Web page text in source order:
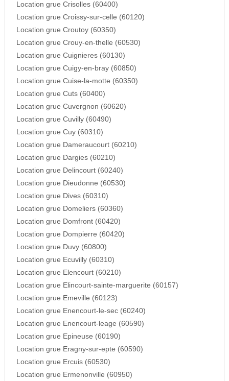
Location grue Crisolles (60400)
Location grue Croissy-sur-celle (60120)
Location grue Croutoy (60350)
Location grue Crouy-en-thelle (60530)
Location grue Cuignieres (60130)
Location grue Cuigy-en-bray (60850)
Location grue Cuise-la-motte (60350)
Location grue Cuts (60400)
Location grue Cuvergnon (60620)
Location grue Cuvilly (60490)
Location grue Cuy (60310)
Location grue Dameraucourt (60210)
Location grue Dargies (60210)
Location grue Delincourt (60240)
Location grue Dieudonne (60530)
Location grue Dives (60310)
Location grue Domeliers (60360)
Location grue Domfront (60420)
Location grue Dompierre (60420)
Location grue Duvy (60800)
Location grue Ecuvilly (60310)
Location grue Elencourt (60210)
Location grue Elincourt-sainte-marguerite (60157)
Location grue Emeville (60123)
Location grue Enencourt-le-sec (60240)
Location grue Enencourt-leage (60590)
Location grue Epineuse (60190)
Location grue Eragny-sur-epte (60590)
Location grue Ercuis (60530)
Location grue Ermenonville (60950)